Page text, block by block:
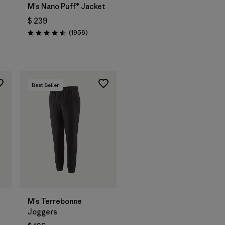
M's Nano Puff® Jacket
$ 239
Valoración: 4.6 / 5
(1956Comentarios
)
Best Seller
M's Terrebonne
Joggers